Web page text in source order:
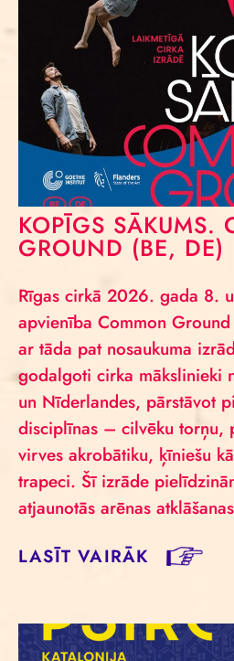
KOPĪGS SĀKUMS.
GROUND (BE, DE)
Rīgas cirkā 2026. gada 8.
apvienība Common Ground
ar tāda pat nosaukuma
godalgoti cirka mākslinieki
un Nīderlandes, pārstāvot
disciplīnas – cilvēku torņu,
virves akrobātiku, ķīniešu
trapeci. Šī izrāde
atjaunotās arēnas
LASĪT VAIRĀK